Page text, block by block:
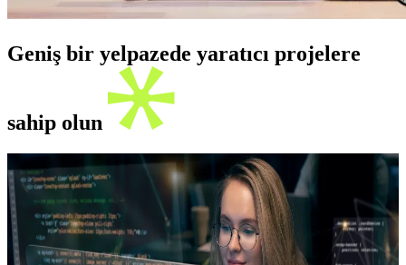
Geniş bir yelpazede yaratıcı projelere
sahip olun